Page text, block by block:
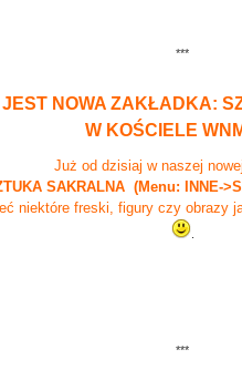
***
NOWA ZAKŁADKA:
W KOŚCIELE
Już od dzisiaj w naszej
SAKRALNA (Menu: INNE-
niektóre freski, figury czy obrazy
***